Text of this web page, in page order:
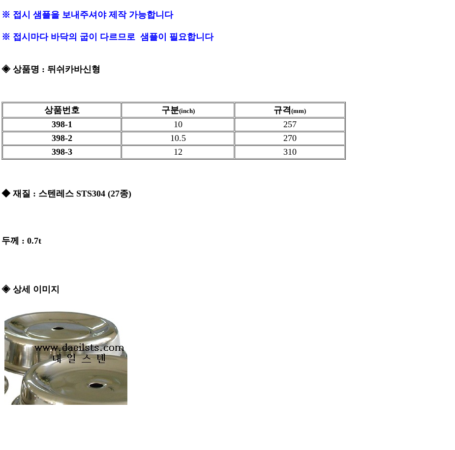
※ 접시 샘플을 보내주셔야 제작 가능합니다
※ 접시마다 바닥의 굽이 다르므로 샘플이 필요합니다
◈ 상품명 : 뒤쉬카바신형
상품번호 구분(inch) 규격(mm)
398-1 10
257
398-2
10.5
270
398-3
12 310
◆ 재질 : 스텐레스 STS304 (27종)
두께 : 0.7t
◈ 상세 이미지